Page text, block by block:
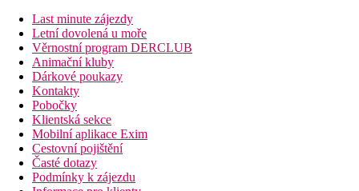
Last minute zájezdy
Letní dovolená u moře
Věrnostní program DERCLUB
Animační kluby
Dárkové poukazy
Kontakty
Pobočky
Klientská sekce
Mobilní aplikace Exim
Cestovní pojištění
Časté dotazy
Podmínky k zájezdu